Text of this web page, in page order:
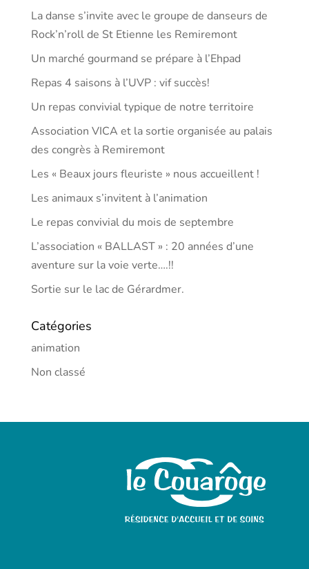
La danse s’invite avec le groupe de danseurs de
Rock’n’roll de St Etienne les Remiremont
Un marché gourmand se prépare à l’Ehpad
Repas 4 saisons à l’UVP : vif succès!
Un repas convivial typique de notre territoire
Association VICA et la sortie organisée au palais
des congrès à Remiremont
Les « Beaux jours fleuriste » nous accueillent !
Les animaux s’invitent à l’animation
Le repas convivial du mois de septembre
L’association « BALLAST » : 20 années d’une
aventure sur la voie verte….!!
Sortie sur le lac de Gérardmer.
Catégories
animation
Non classé